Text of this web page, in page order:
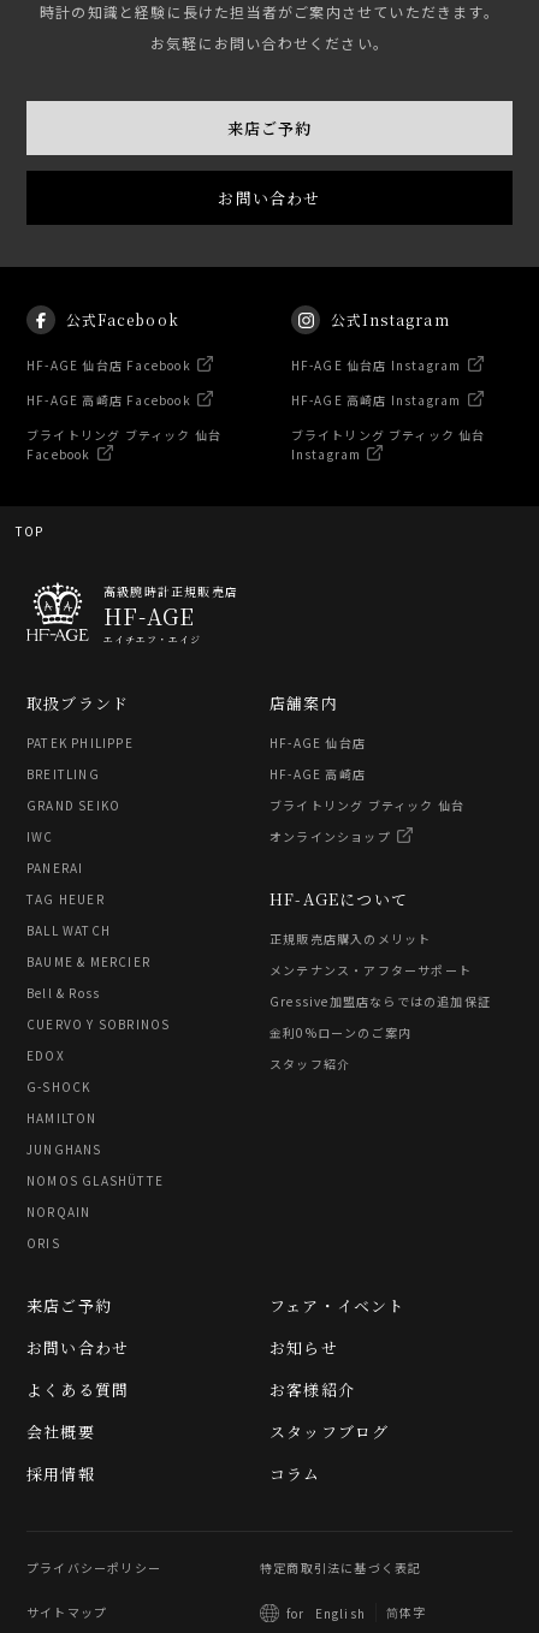
時計の知識と経験に長けた担当者がご案内させていただきます。
お気軽にお問い合わせください。
来店ご予約
お問い合わせ
公式Facebook
HF-AGE 仙台店 Facebook
HF-AGE 高崎店 Facebook
ブライトリング ブティック 仙台
Facebook
公式Instagram
HF-AGE 仙台店 Instagram
HF-AGE 高崎店 Instagram
ブライトリング ブティック 仙台
Instagram
TOP
高級腕時計正規販売店
HF-AGE
エイチエフ・エイジ
取扱ブランド
PATEK PHILIPPE
BREITLING
GRAND SEIKO
IWC
PANERAI
TAG HEUER
BALL WATCH
BAUME & MERCIER
Bell & Ross
CUERVO Y SOBRINOS
EDOX
G-SHOCK
HAMILTON
JUNGHANS
NOMOS GLASHÜTTE
NORQAIN
ORIS
HF-AGEについて
正規販売店購入のメリット
メンテナンス・アフターサポート
Gressive加盟店ならではの追加保証
金利0%ローンのご案内
スタッフ紹介
店舗案内
HF-AGE 仙台店
HF-AGE 高崎店
ブライトリング ブティック 仙台
オンラインショップ
フェア・イベント
お知らせ
お客様紹介
スタッフブログ
コラム
来店ご予約
お問い合わせ
よくある質問
会社概要
採用情報
プライバシーポリシー 特定商取引法に基づく表記
サイトマップ for English 简体字